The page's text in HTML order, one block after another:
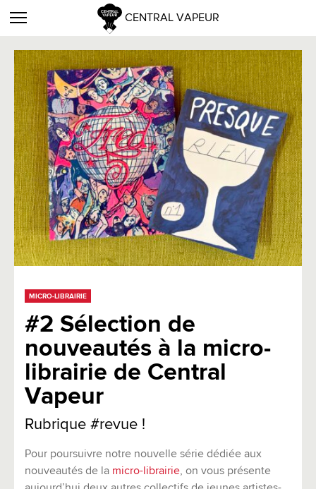
CENTRAL VAPEUR
MICRO-LIBRAIRIE
#2 Sélection de
nouveautés à la micro-
librairie de Central
Vapeur
Rubrique #revue !
Pour poursuivre notre nouvelle série dédiée aux
nouveautés de la micro-librairie, on vous présente